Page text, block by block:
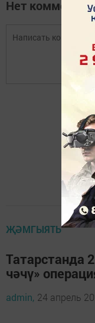
Нет
ҖӘМГЫЯТЬ
Татарстанда
чәчү»
admin, 24 апрель